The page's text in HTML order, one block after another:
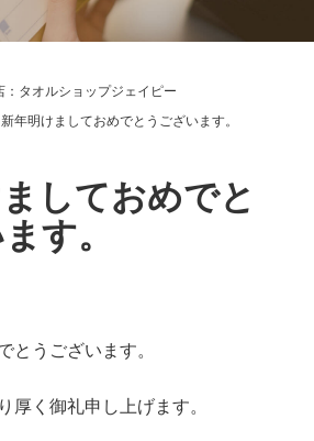
：タオルショップジェイピー
新年明けましておめでとうございます。
しておめでと
す。
とうございます。
厚く御礼申し上げます。